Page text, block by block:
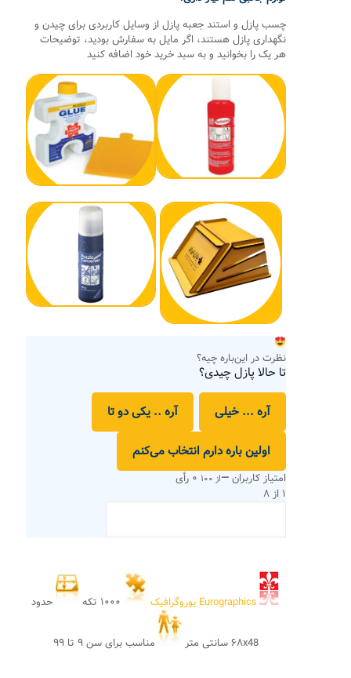
چسب پازل و استند جعبه پازل از وسایل کاربردی برای چیدن و
نگهداری پازل هستند، اگر مایل به سفارش بودید، توضیحات
هر یک را بخوانید و به سبد خرید خود اضافه کنید
نظرت در این‌باره چیه؟
تا حالا پازل چیدی؟
آره ... خیلی آره .. یکی دو تا
اولین باره دارم انتخاب می‌کنم
امتیاز کاربران—از ۱۰۰
۰ رأی
۱ از ۸
Eurographics یوروگرافیک حدود
۶۸x48 سانتی متر مناسب برای سن ۹ تا ۹۹